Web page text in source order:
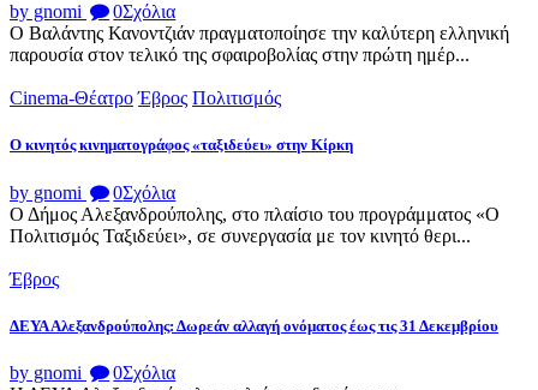
by gnomi 0Σχόλια
Ο Βαλάντης Κανοντζιάν πραγματοποίησε την καλύτερη ελληνική
παρουσία στον τελικό της σφαιροβολίας στην πρώτη ημέρ...
Cinema-Θέατρο Έβρος Πολιτισμός
Ο κινητός κινηματογράφος «ταξιδεύει» στην Κίρκη
by gnomi 0Σχόλια
Ο Δήμος Αλεξανδρούπολης, στο πλαίσιο του προγράμματος «Ο
Πολιτισμός Ταξιδεύει», σε συνεργασία με τον κινητό θερι...
Έβρος
ΔΕΥΑ Αλεξανδρούπολης: Δωρεάν αλλαγή ονόματος έως τις 31 Δεκεμβρίου
by gnomi 0Σχόλια